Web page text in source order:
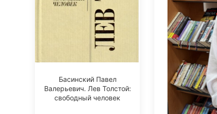
Басинский Павел
Валерьевич. Лев Толстой:
свободный человек